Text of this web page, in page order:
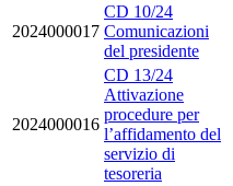
2024000017
CD 10/24
Comunicazioni
del presidente
2024000016
CD 13/24
Attivazione
procedure per
l’affidamento del
servizio di
tesoreria